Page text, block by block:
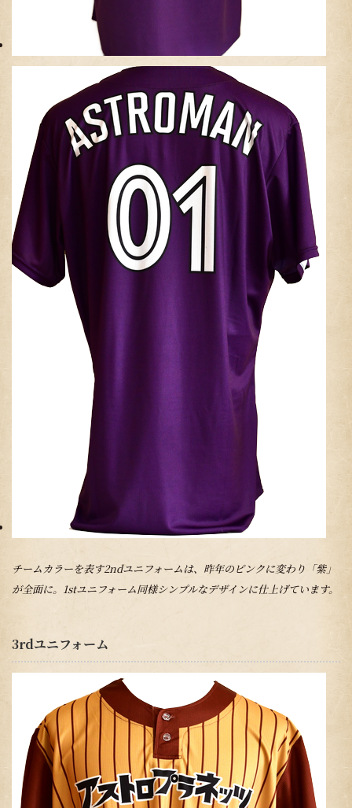
チームカラーを表す2ndユニフォームは、昨年のピンクに変わり「紫」
が全面に。1stユニフォーム同様シンプルなデザインに仕上げています。
3rdユニフォーム